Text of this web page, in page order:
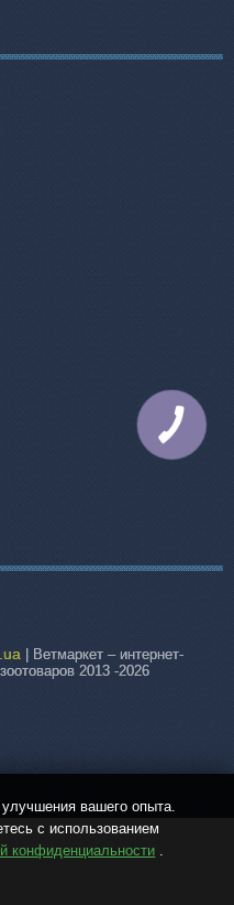
| Ветмаркет – интернет-
2013 -2026
вашего опыта.
с использованием
конфиденциальности .
КНОПКА
СВЯЗИ